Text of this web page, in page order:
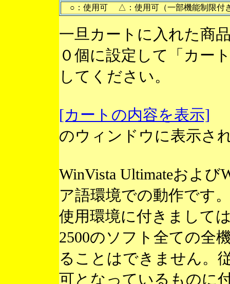
○：使用可 △：使用可（一部機能制限
一旦カートに入れた商
０個に設定して「カー
してください。
[カートの内容を表示]
のウィンドウに表示さ
WinVista Ultimateおよ
ア語環境での動作です
使用環境に付きまして
2500のソフト全ての全
ることはできません。
可となっているものに